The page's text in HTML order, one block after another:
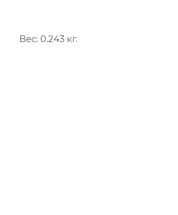
Вес: 0.243 кг.